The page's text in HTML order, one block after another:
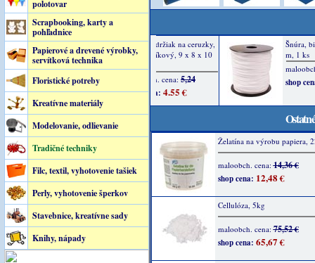
polotovar
Scrapbooking, karty a
pohľadnice
Papierové a drevené výrobky,
servítková technika
Floristické potreby
Kreatívne materiály
Modelovanie, odlievanie
Tradičné techniky
Filc, textil, vyhotovenie tašiek
Perly, vyhotovenie šperkov
Stavebnice, kreatívne sady
Knihy, nápady
Želatína na výrobu papiera,
maloobch. cena:14,36 €
shop cena: 12,48 €
Cellulóza, 5kg
maloobch. cena:75,52 €
shop cena: 65,67 €